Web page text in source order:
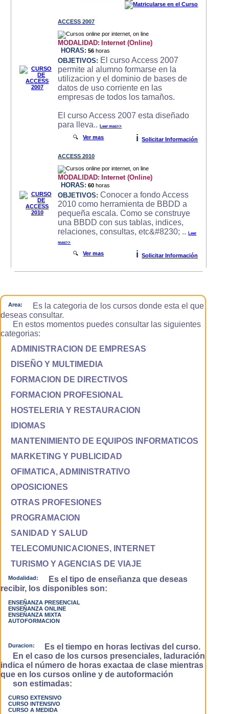
ACCESS 2007
MODALIDAD: Internet (Online)
HORAS: 56 horas
OBJETIVOS: El curso Access 2007
permite al alumno formarse en la
utilizacion y el dominio de bases de
datos de uso corriente en las
empresas de todos los tamaños.
El curso Access 2007 esta diseñado
para lleva..Leer mas>>
🔍Ver mas i Solicitar Información
ACCESS 2010
MODALIDAD: Internet (Online)
HORAS: 60 horas
OBJETIVOS: Conocer a fondo Access
2010 como herramienta de BBDD a
pequeña escala. Como se construye
una BBDD con sus tablas, indices,
relaciones, consultas, etc&#8230; ..Leer
mas>>
🔍Ver mas i Solicitar Información
Area:
Es la categoria de los cursos donde esta el que
deseas consultar.
En estos momentos puedes consultar las siguientes
categorias:
ADMINISTRACION DE EMPRESAS
DISEÑO Y MULTIMEDIA
FORMACION DE DIRECTIVOS
FORMACION PROFESIONAL
HOSTELERIA Y RESTAURACION
IDIOMAS
MANTENIMIENTO DE EQUIPOS INFORMATICOS
MARKETING Y PUBLICIDAD
OFIMATICA, ADMINISTRATIVO
OPOSICIONES
OTRAS PROFESIONES
PROGRAMACION
SANIDAD Y SALUD
TELECOMUNICACIONES, INTERNET
TURISMO Y AGENCIAS DE VIAJE
Modalidad:
Es el tipo de enseñanza que deseas
recibir, los disponibles son:
ENSEÑANZA PRESENCIAL
ENSEÑANZA ONLINE
ENSEÑANZA MIXTA
AUTOFORMACION
Duracion:
Es el tiempo en horas lectivas del curso.
En el caso de los cursos presenciales, laduración
indica el número de horas exactaa de clase mientras
que en los cursos online y de autoformación
son estimadas:
CURSO EXTENSIVO
CURSO INTENSIVO
CURSO A MEDIDA